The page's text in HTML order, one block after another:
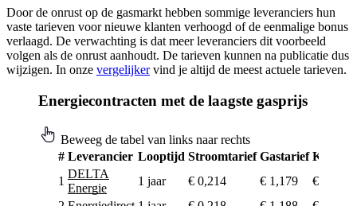
Door de onrust op de gasmarkt hebben sommige leveranciers hun
vaste tarieven voor nieuwe klanten verhoogd of de eenmalige bonus
verlaagd. De verwachting is dat meer leveranciers dit voorbeeld
volgen als de onrust aanhoudt. De tarieven kunnen na publicatie dus
wijzigen. In onze vergelijkervind je altijd de meest actuele tarieven.
Energiecontracten met de laagste gasprijs
Beweeg de tabel van links naar rechts
# Leverancier Looptijd Stroomtarief Gastarief Korting
1
DELTA
Energie
1 jaar € 0,214 € 1,179
€ 10,-